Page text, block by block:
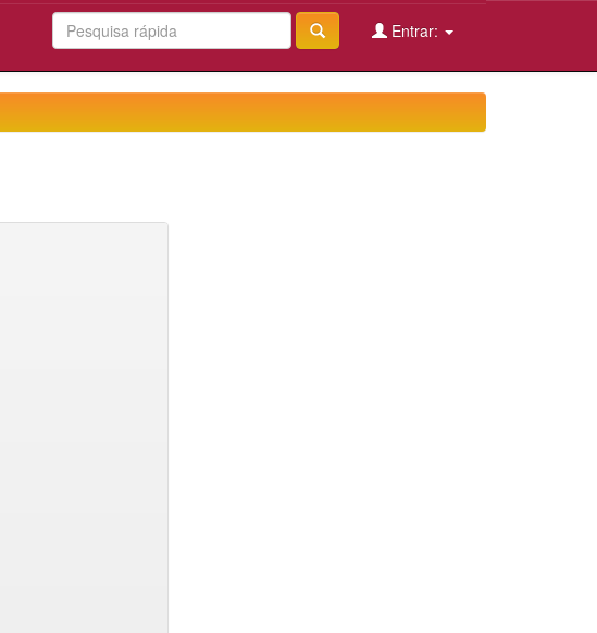
Entrar: